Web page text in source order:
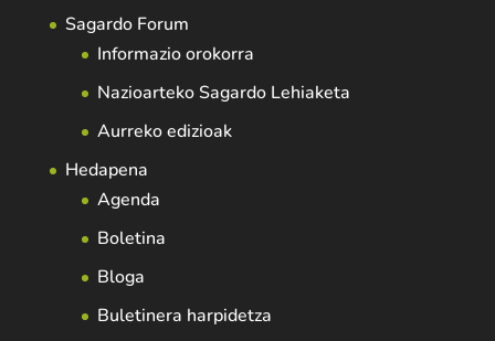
Sagardo Forum
Informazio orokorra
Nazioarteko Sagardo Lehiaketa
Aurreko edizioak
Hedapena
Agenda
Boletina
Bloga
Buletinera harpidetza